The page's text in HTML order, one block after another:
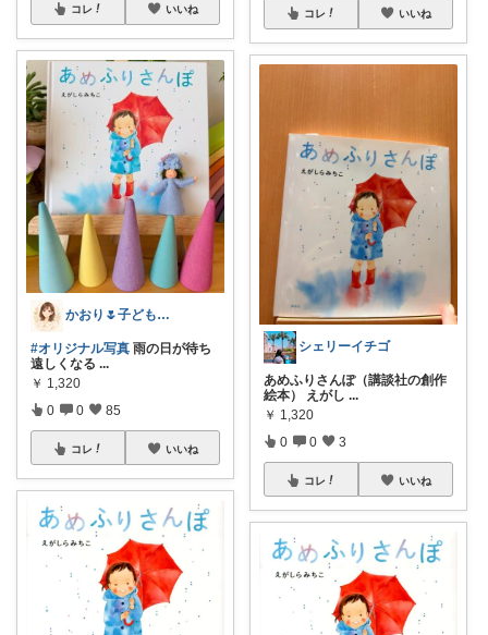
コレ いいね
かおり🌷子ども＊遊び＊植物＊暮らし
#オリジナル写真 雨の日が待ち
遠しくなる ...
￥ 1,320
0 0 85
コレ いいね
コレ いいね
シェリーイチゴ
あめふりさんぽ（講談社の創作
絵本） えがし ...
￥ 1,320
0 0 3
コレ いいね